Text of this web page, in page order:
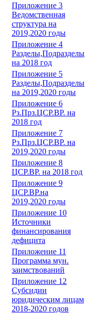
Приложение 3
Ведомственная
структура на
2019,2020 годы
Приложение 4
Разделы,Подразделы
на 2018 год
Приложение 5
Разделы,Подразделы
на 2019,2020 годы
Приложение 6
Рз.Прз.ЦСР.ВР. на
2018 год
Приложение 7
Рз.Прз.ЦСР.ВР. на
2019,2020 годы
Приложение 8
ЦСР.ВР. на 2018 год
Приложение 9
ЦСР.ВР.на
2019,2020 годы
Приложение 10
Источники
финансирования
дефицита
Приложение 11
Программа мун.
заимствований
Приложение 12
Субсидии
юридическим лицам
2018-2020 годов